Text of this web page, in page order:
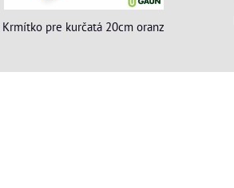
Krmítko pre kurčatá 20cm oranz